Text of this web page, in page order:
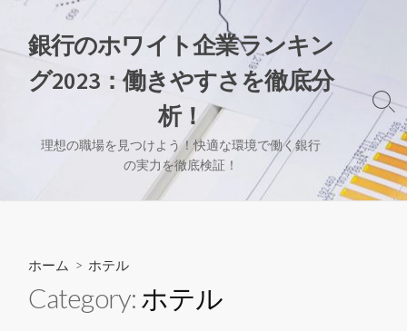
銀行のホワイト企業ランキン
グ2023：働きやすさを徹底分
析！
理想の職場を見つけよう！快適な環境で働く銀行
の実力を徹底検証！
検
索
切
り
替
え
ホーム > ホテル
Category: ホテル